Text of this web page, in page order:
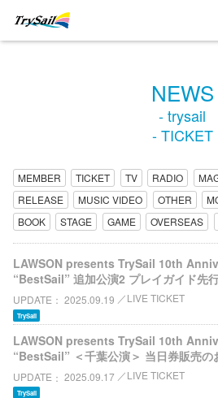
NEWS
- trysail
- TICKET
MEMBER TICKET TV RADIO
RELEASE
MUSIC VIDEO OTHER
BOOK
STAGE GAME OVERSEAS
LAWSON presents TrySail 10th
“BestSail” 追加公演2 プレイガイド先
UPDATE 2025.09.19 LIVE TICKET
TrySail
LAWSON presents TrySail 10th
“BestSail” ＜千葉公演＞ 当日券販売の
UPDATE 2025.09.17 LIVE TICKET
TrySail